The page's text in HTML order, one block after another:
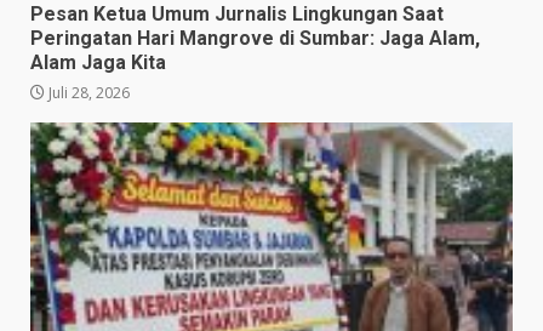
Pesan Ketua Umum Jurnalis Lingkungan Saat
Peringatan Hari Mangrove di Sumbar: Jaga Alam,
Alam Jaga Kita
Juli 28, 2026